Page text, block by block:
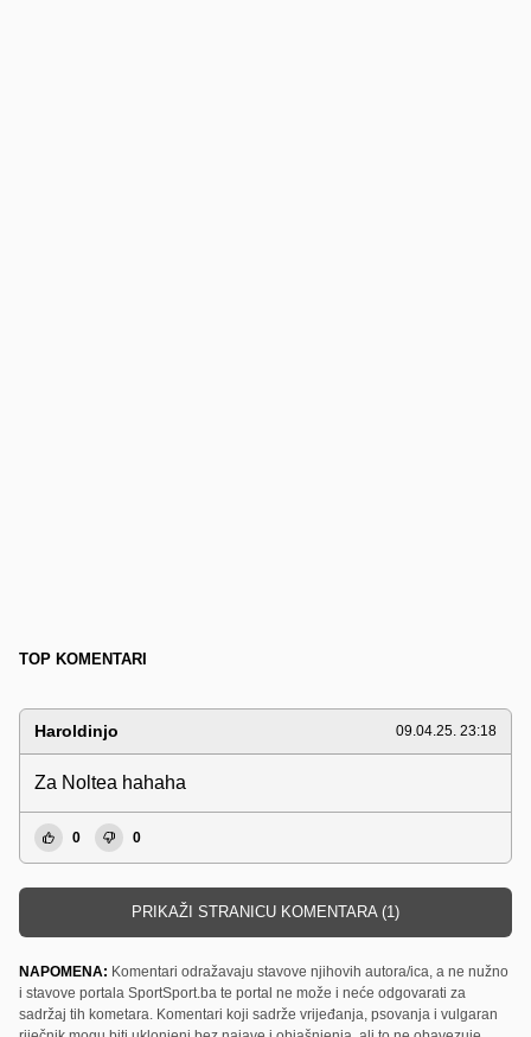
TOP KOMENTARI
Haroldinjo 09.04.25. 23:18
Za Noltea hahaha
0 0
PRIKAŽI STRANICU KOMENTARA (1)
NAPOMENA: Komentari odražavaju stavove njihovih autora/ica, a ne nužno
i stavove portala SportSport.ba te portal ne može i neće odgovarati za
sadržaj tih kometara. Komentari koji sadrže vrijeđanja, psovanja i vulgaran